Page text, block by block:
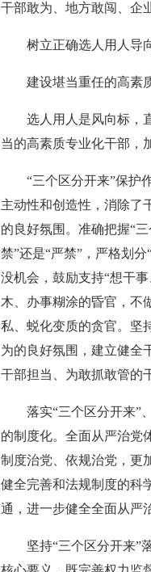
干部敢为、地方敢闯、企
树立正确选人用人导
建设堪当重任的高素
选人用人是风向标，
当的高素质专业化干部，
“三个区分开来”保护
主动性和创造性，消除了
的良好氛围。准确把握“
禁”还是“严禁”，严格划
没机会，鼓励支持“想干
木、办事糊涂的昏官，不
私、蜕化变质的贪官。坚
为的良好氛围，建立健全
干部担当、为敢抓敢管的
落实“三个区分开来”
的制度化。全面从严治党
制度治党、依规治党，更
健全完善和法规制度的科
通，进一步健全全面从严
坚持“三个区分开来”